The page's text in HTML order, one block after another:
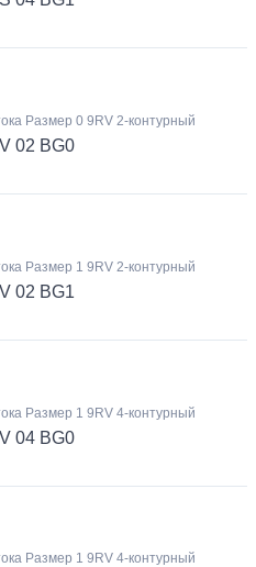
Размер 0 9RV 2-контурный
02 BG0
Размер 1 9RV 2-контурный
02 BG1
Размер 1 9RV 4-контурный
04 BG0
Размер 1 9RV 4-контурный